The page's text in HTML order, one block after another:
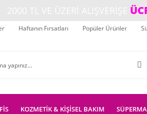
Haftanın Fırsatları Popüler Ürünler
KOZMETİK & KİŞİSEL BAKIM